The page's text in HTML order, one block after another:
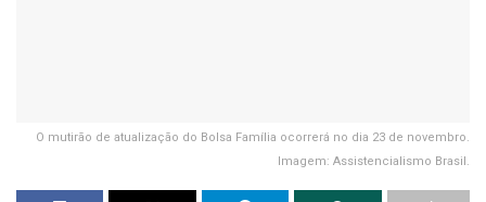
O mutirão de atualização do Bolsa Família ocorrerá no dia 23 de novembro.
Imagem: Assistencialismo Brasil.